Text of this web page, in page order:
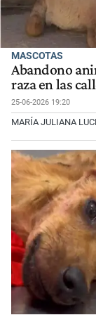
MASCOTAS
Abandono
raza en las
25-06-2026 19:20
MARÍA JULIANA